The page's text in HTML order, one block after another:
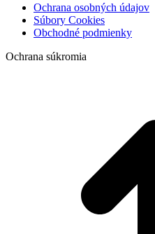
Ochrana osobných údajov
Súbory Cookies
Obchodné podmienky
Ochrana súkromia